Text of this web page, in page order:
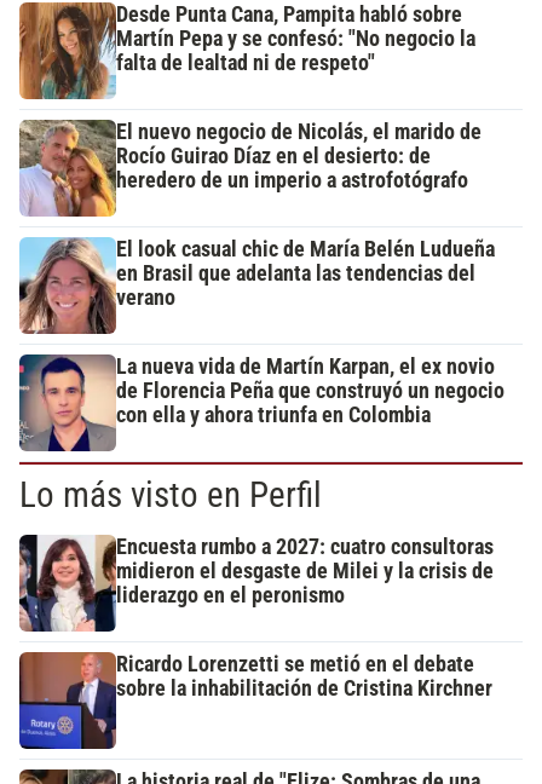
Desde Punta Cana, Pampita habló sobre
Martín Pepa y se confesó: "No negocio la
falta de lealtad ni de respeto"
El nuevo negocio de Nicolás, el marido de
Rocío Guirao Díaz en el desierto: de
heredero de un imperio a astrofotógrafo
El look casual chic de María Belén Ludueña
en Brasil que adelanta las tendencias del
verano
La nueva vida de Martín Karpan, el ex novio
de Florencia Peña que construyó un negocio
con ella y ahora triunfa en Colombia
Lo más visto en Perfil
Encuesta rumbo a 2027: cuatro consultoras
midieron el desgaste de Milei y la crisis de
liderazgo en el peronismo
Ricardo Lorenzetti se metió en el debate
sobre la inhabilitación de Cristina Kirchner